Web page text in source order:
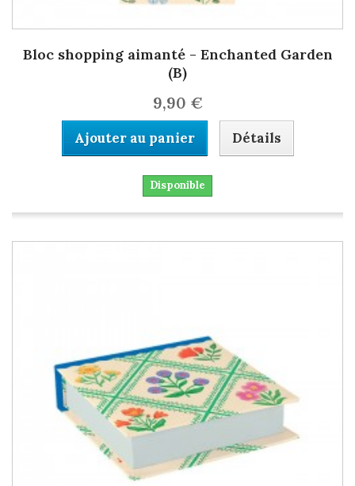
Bloc shopping aimanté - Enchanted Garden
(B)
9,90 €
Ajouter au panier Détails
Disponible